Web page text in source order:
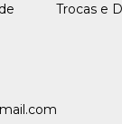
Trocas e